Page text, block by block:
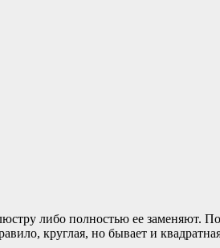
либо полностью ее заменяют.
круглая, но бывает и